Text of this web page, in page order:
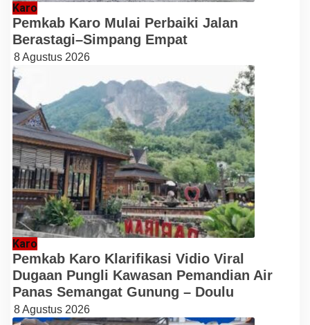
Karo
Pemkab Karo Mulai Perbaiki Jalan
Berastagi–Simpang Empat
8 Agustus 2026
Karo
Pemkab Karo Klarifikasi Vidio Viral
Dugaan Pungli Kawasan Pemandian Air
Panas Semangat Gunung – Doulu
8 Agustus 2026